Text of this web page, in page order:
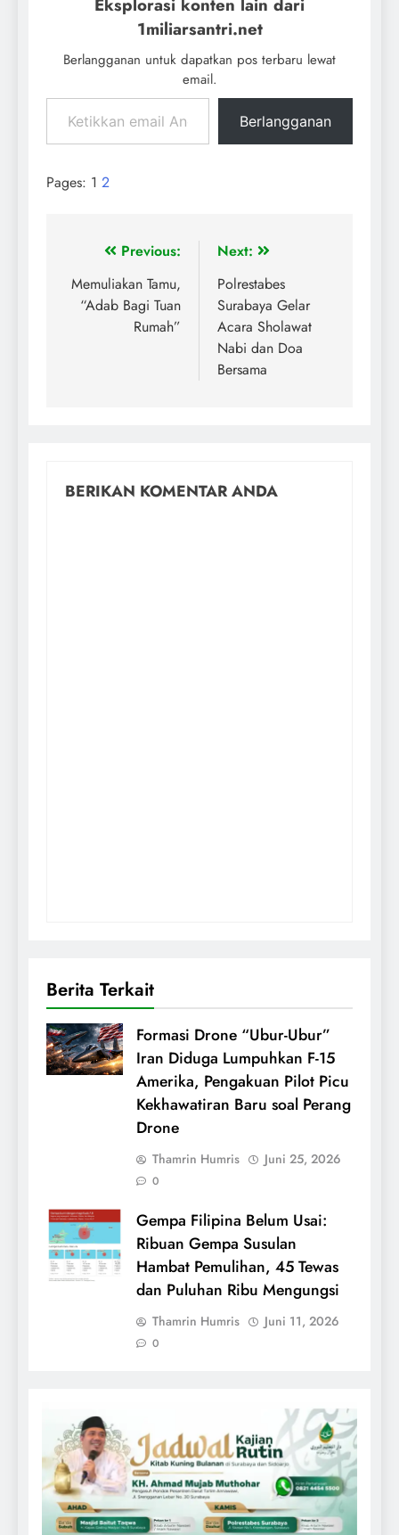
Eksplorasi konten lain dari
1miliarsantri.net
Berlangganan untuk dapatkan pos terbaru lewat
email.
Berlangganan
Pages: 1 2
Previous:
Memuliakan Tamu,
“Adab Bagi Tuan
Rumah”
Next:
Polrestabes
Surabaya Gelar
Acara Sholawat
Nabi dan Doa
Bersama
BERIKAN KOMENTAR ANDA
Berita Terkait
Formasi Drone “Ubur-Ubur”
Iran Diduga Lumpuhkan F-15
Amerika, Pengakuan Pilot Picu
Kekhawatiran Baru soal Perang
Drone
Thamrin Humris Juni 25, 2026
0
Gempa Filipina Belum Usai:
Ribuan Gempa Susulan
Hambat Pemulihan, 45 Tewas
dan Puluhan Ribu Mengungsi
Thamrin Humris Juni 11, 2026
0